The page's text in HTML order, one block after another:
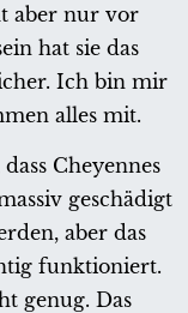
aber nur vor
hat sie das
Ich bin mir
alles mit.
Cheyennes
geschädigt
aber das
funktioniert.
genug. Das